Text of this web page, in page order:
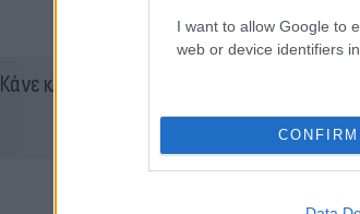
I want to allow Google to
web or device identifiers
CONFIRM
Κάνε κλικ και δες περισσότερο